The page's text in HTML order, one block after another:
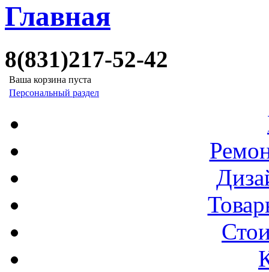
Главная
8(831)217-52-42
Ваша корзина пуста
Персональный раздел